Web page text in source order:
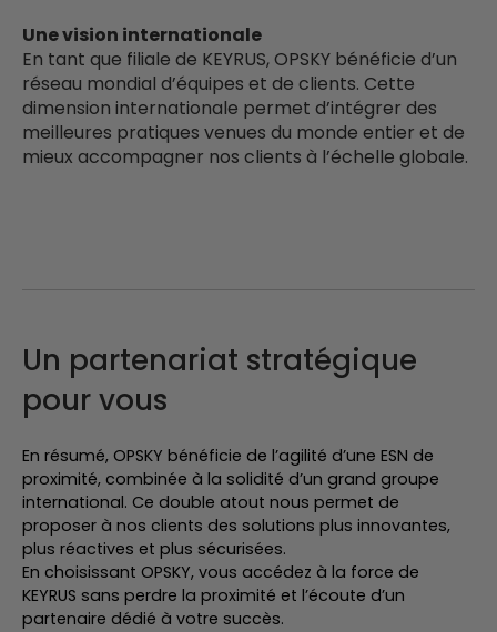
Une vision internationale
En tant que filiale de KEYRUS, OPSKY bénéficie d’un
réseau mondial d’équipes et de clients. Cette
dimension internationale permet d’intégrer des
meilleures pratiques venues du monde entier et de
mieux accompagner nos clients à l’échelle globale.
Un partenariat stratégique
pour vous
En résumé, OPSKY bénéficie de l’agilité d’une ESN de
proximité, combinée à la solidité d’un grand groupe
international. Ce double atout nous permet de
proposer à nos clients des solutions plus innovantes,
plus réactives et plus sécurisées.
En choisissant OPSKY, vous accédez à la force de
KEYRUS sans perdre la proximité et l’écoute d’un
partenaire dédié à votre succès.